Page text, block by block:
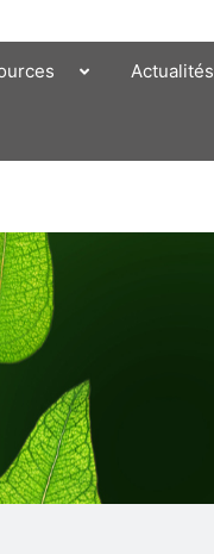
Actualités